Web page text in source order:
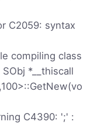
C2059: syntax
compiling class
*__thiscall
C4390: ';' :